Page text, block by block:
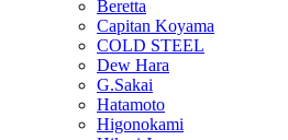
Beretta
Capitan Koyama
COLD STEEL
Dew Hara
G.Sakai
Hatamoto
Higonokami